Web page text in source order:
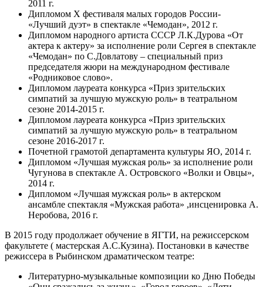
2011 г.
Дипломом Х фестиваля малых городов России-
«Лучший дуэт» в спектакле «Чемодан», 2012 г.
Дипломом народного артиста СССР Л.К.Дурова «От
актера к актеру» за исполнение роли Сергея в спектакле
«Чемодан» по С.Довлатову – специальный приз
председателя жюри на международном фестивале
«Родниковое слово».
Дипломом лауреата конкурса «Приз зрительских
симпатий за лучшую мужскую роль» в театральном
сезоне 2014-2015 г.
Дипломом лауреата конкурса «Приз зрительских
симпатий за лучшую мужскую роль» в театральном
сезоне 2016-2017 г.
Почетной грамотой департамента культуры ЯО, 2014 г.
Дипломом «Лучшая мужская роль» за исполнение роли
Чугунова в спектакле А. Островского «Волки и Овцы»,
2014 г.
Дипломом «Лучшая мужская роль» в актерском
ансамбле спектакля «Мужская работа» ,инсценировка А.
Неробова, 2016 г.
В 2015 году продолжает обучение в ЯГТИ, на режиссерском
факультете ( мастерская А.С.Кузина). Постановки в качестве
режиссера в Рыбинском драматическом театре:
Литературно-музыкальные композиции ко Дню Победы